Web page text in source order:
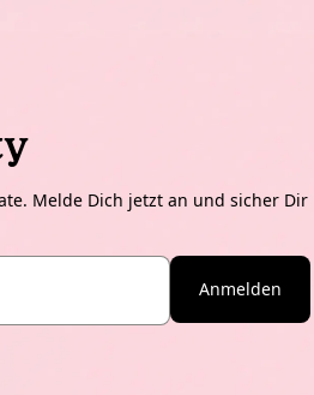
Melde Dich jetzt an und sicher Dir
Anmelden